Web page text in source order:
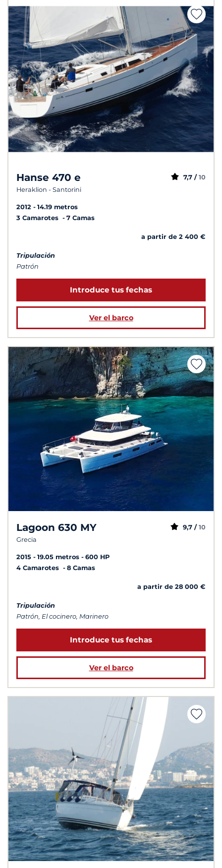
Hanse 470 e
Heraklion - Santorini
7,7 / 10
2012
14.19 metros
3 Camarotes
7 Camas
a partir de 2 400 €
Tripulación
Patrón
Introduce tus fechas
Ver el barco
Lagoon 630 MY
Grecia
9,7 / 10
2015 19.05 metros
600 HP
4 Camarotes
8 Camas
a partir de 28 000 €
Tripulación
Patrón, El cocinero, Marinero
Introduce tus fechas
Ver el barco